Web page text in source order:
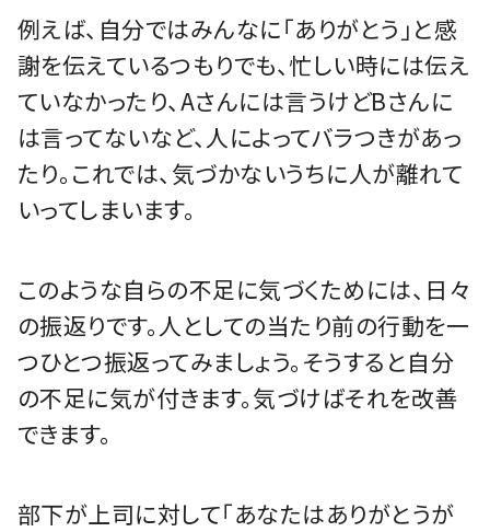
例えば、自分ではみんなに「ありがとう」と感
謝を伝えているつもりでも、忙しい時には伝え
ていなかったり、Aさんには言うけどBさんに
は言ってないなど、人によってバラつきがあっ
たり。これでは、気づかないうちに人が離れて
いってしまいます。
このような自らの不足に気づくためには、日々
の振返りです。人としての当たり前の行動を一
つひとつ振返ってみましょう。そうすると自分
の不足に気が付きます。気づけばそれを改善
できます。
部下が上司に対して「あなたはありがとうが